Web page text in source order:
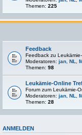
Themen: 225
Feedback
Feedback zu
Moderatoren: jan NL
Themen: 98
Leukämie-Online
Forum zum Leukämie-
Moderatoren: jan NL
Themen: 28
ANMELDEN